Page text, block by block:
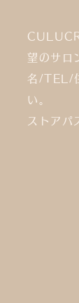
望のサロ
名/TEL/
い。
ストアパ